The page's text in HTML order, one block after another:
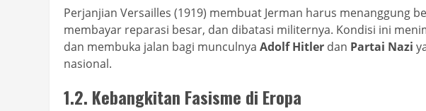
Perjanjian Versailles (1919) membuat Jerman harus menanggung
membayar reparasi besar, dan dibatasi militernya. Kondisi ini
dan membuka jalan bagi munculnya Adolf Hitler dan Partai Nazi
nasional.
1.2. Kebangkitan Fasisme di Eropa